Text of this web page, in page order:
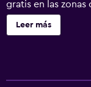
gratis en las
Otras
conserjería y
Leer más